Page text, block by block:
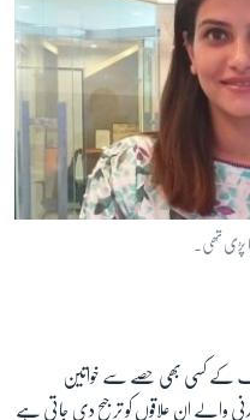
پڑی تھی۔
کے کسی بھی حصے سے خواتین
والے ان علاقوں کو ترجیح دی جاتی ہے